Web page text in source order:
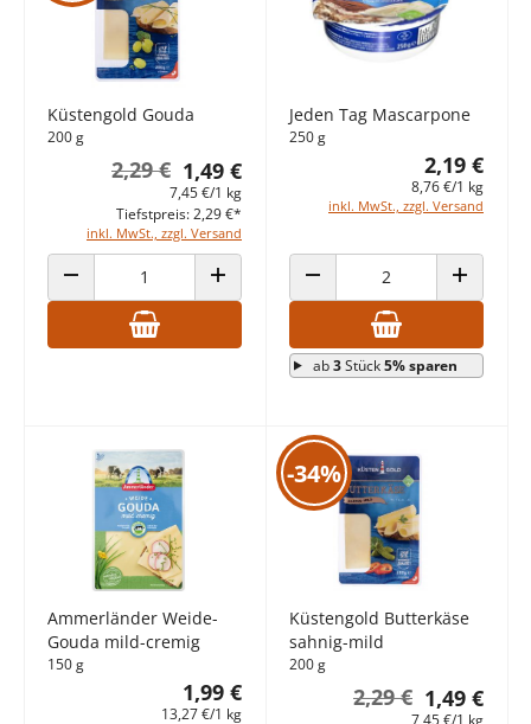
Küstengold Gouda
200 g
1,49 €
2,29 €
7,45 €/1 kg
inkl. MwSt., zzgl. Versand
Tiefstpreis: 2,29 €*
ANZAHL VERRINGERN ANZAHL ERHÖHEN
Jeden Tag Mascarpone
250 g
2,19 €
8,76 €/1 kg
inkl. MwSt., zzgl. Versand
ANZAHL VERRINGERN ANZAHL
ab3Stück5% sparen
Ammerländer Weide-
Gouda mild-cremig
150 g
1,99 €
13,27 €/1 kg
-34%
Küstengold Butterkäse
sahnig-mild
200 g
1,49 €
2,29 €
7,45 €/1 kg